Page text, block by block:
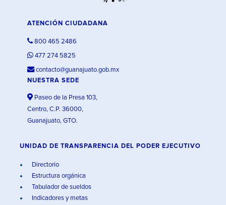
ATENCIÓN CIUDADANA
800 465 2486
477 274 5825
contacto@guanajuato.gob.mx
NUESTRA SEDE
Paseo de la Presa 103,
Centro, C.P. 36000,
Guanajuato, GTO.
UNIDAD DE TRANSPARENCIA DEL PODER EJECUTIVO
Directorio
Estructura orgánica
Tabulador de sueldos
Indicadores y metas